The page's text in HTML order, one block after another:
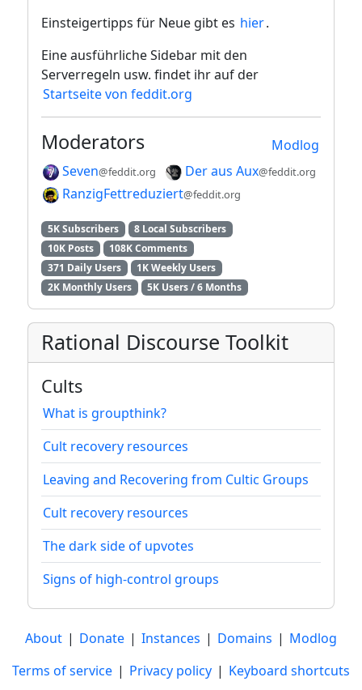
Einsteigertipps für Neue gibt es hier.
Eine ausführliche Sidebar mit den
Serverregeln usw. findet ihr auf der
Startseite von feddit.org
Modlog
Moderators
Seven@feddit.org Der aus Aux@feddit.org
RanzigFettreduziert@feddit.org
5K Subscribers
8 Local Subscribers
10K Posts
108K Comments
371 Daily Users
1K Weekly Users
2K Monthly Users
5K Users / 6 Months
Rational Discourse Toolkit
Cults
What is groupthink?
Cult recovery resources
Leaving and Recovering from Cultic Groups
Cult recovery resources
The dark side of upvotes
Signs of high-control groups
About | Donate | Instances | Domains | Modlog
Terms of service | Privacy policy | Keyboard shortcuts